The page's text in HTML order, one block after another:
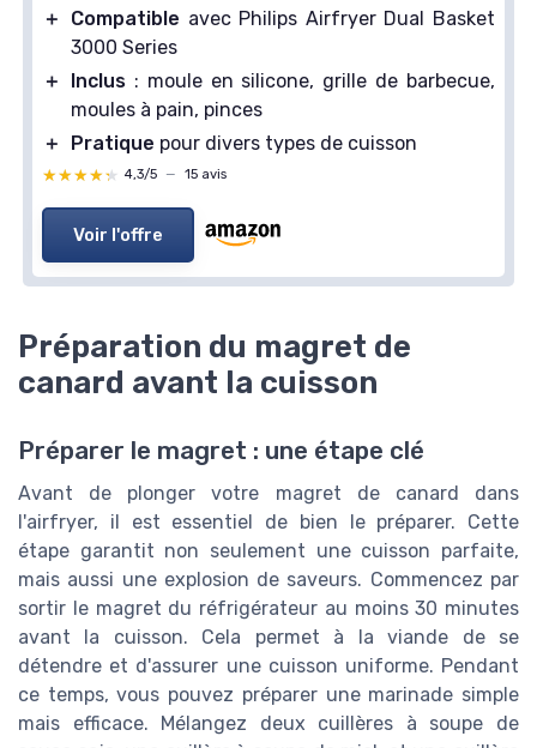
＋ Compatible avec Philips Airfryer Dual Basket
3000 Series
＋
Inclus : moule en silicone, grille de barbecue,
moules à pain, pinces
＋
Pratique pour divers types de cuisson
★★★★★
★★★★★ 4,3/5 — 15 avis
Voir l'offre
Préparation du magret de
canard avant la cuisson
Préparer le magret : une étape clé
Avant de plonger votre magret de canard dans
l'airfryer, il est essentiel de bien le préparer. Cette
étape garantit non seulement une cuisson parfaite,
mais aussi une explosion de saveurs. Commencez par
sortir le magret du réfrigérateur au moins 30 minutes
avant la cuisson. Cela permet à la viande de se
détendre et d'assurer une cuisson uniforme. Pendant
ce temps, vous pouvez préparer une marinade simple
mais efficace. Mélangez deux cuillères à soupe de